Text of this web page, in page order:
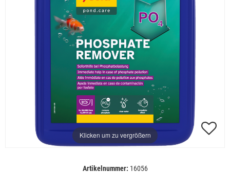
Klicken um zu vergrößern
Artikelnummer: 16056